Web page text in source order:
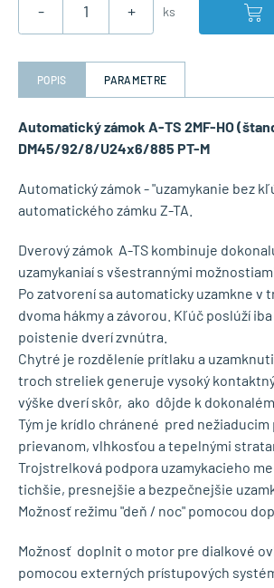
- + ks
POPIS PARAMETRE
Automatický zámok A-TS 2MF-HO
DM45/92/8/U24x6/885 PT-M
Automatický zámok - "uzamykanie bez
automatického zámku Z-TA.
Dverový zámok A-TS kombinuje
uzamykaniaí s všestrannými
Po zatvorení sa automaticky uzamkne v
dvoma hákmy a závorou. Kľúč poslúží
poistenie dverí zvnútra.
Chytré je rozděleníe prítlaku a
troch streliek generuje vysoký
výške dverí skôr, ako dôjde k
Tým je krídlo chránené pred nežiaducim
prievanom, vlhkosťou a tepelnými
Trojstrelková podpora uzamykacieho
tichšie, presnejšie a bezpečnejšie
Možnosť režimu "deň / noc" pomocou
Možnosť doplnit o motor pre dialkové
pomocou externých prístupových